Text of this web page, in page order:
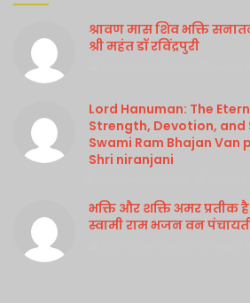
श्रावण मास शिव भक्ति
श्री महंत डॉ रविंद्रपुरी
Lord Hanuman: The
Strength, Devotion, and
Swami Ram Bhajan
Shri niranjani
भक्ति और शक्ति अमर
स्वामी राम भजन वन